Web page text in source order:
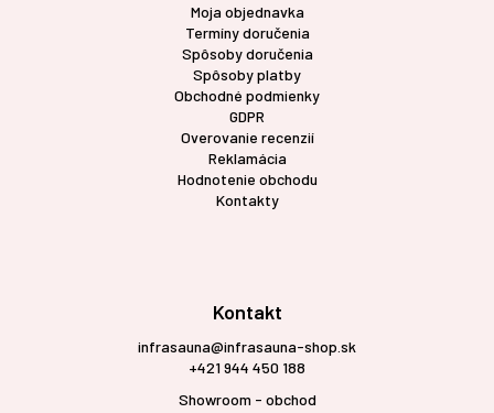
Moja objednavka
Termíny doručenia
Spôsoby doručenia
Spôsoby platby
Obchodné podmienky
GDPR
Overovanie recenzií
Reklamácia
Hodnotenie obchodu
Kontakty
Kontakt
infrasauna@infrasauna-shop.sk
+421 944 450 188
Showroom - obchod